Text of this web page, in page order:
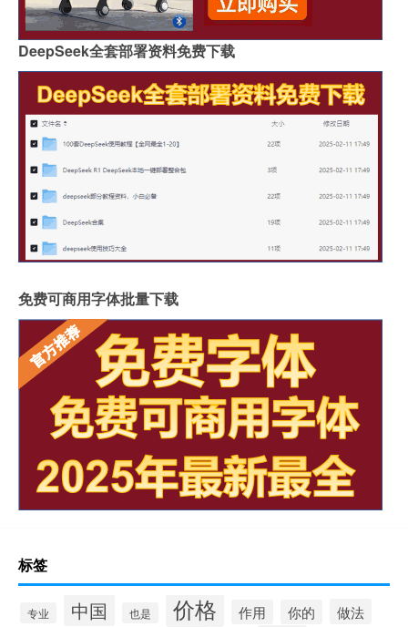
DeepSeek全套部署资料免费下载
免费可商用字体批量下载
标签
专业 中国 也是 价格 作用 你的 做法